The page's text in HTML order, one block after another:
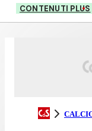
CONTENUTI PLUS